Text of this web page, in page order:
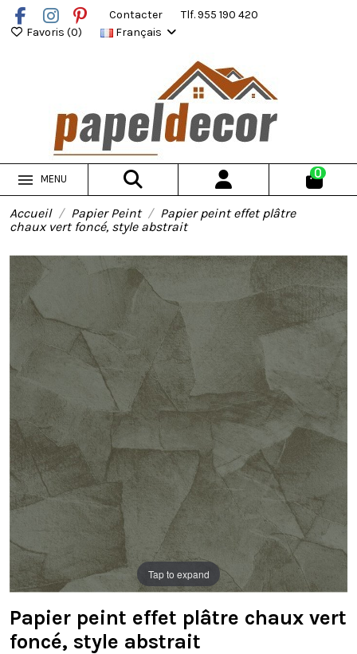
Contacter
Tlf. 955 190 420
Favoris (0) Français
MENU 0
Accueil Papier Peint
Papier peint effet plâtre
chaux vert foncé, style abstrait
Tap to expand
Papier peint effet plâtre chaux vert
foncé, style abstrait